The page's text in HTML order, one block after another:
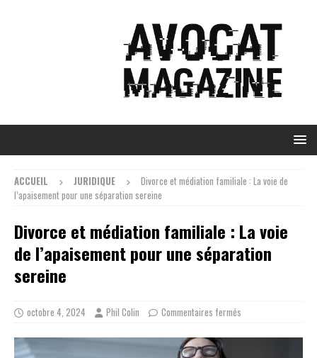
ACCUEIL JURIDIQUE
Divorce et médiation familiale : La voie de
l’apaisement pour une séparation sereine
Divorce et médiation familiale : La voie
de l’apaisement pour une séparation
sereine
octobre 4, 2024 Phil Colin Commentaires fermés